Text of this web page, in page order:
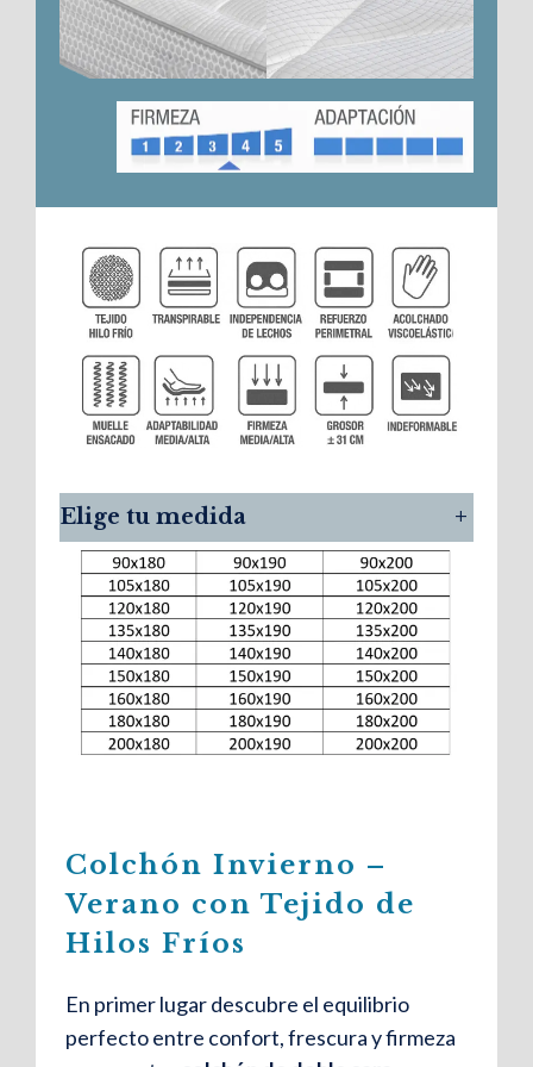
Elige tu medida +
Colchón Invierno –
Verano con Tejido de
Hilos Fríos
En primer lugar descubre el equilibrio
perfecto entre confort, frescura y firmeza